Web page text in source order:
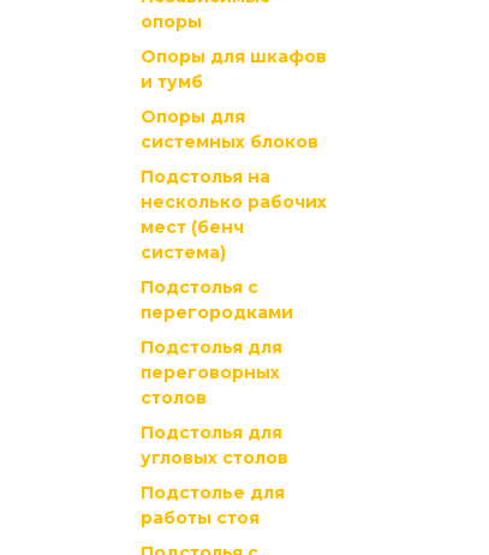
опоры
Опоры для шкафов
и тумб
Опоры для
системных блоков
Подстолья на
несколько рабочих
мест (бенч
система)
Подстолья с
перегородками
Подстолья для
переговорных
столов
Подстолья для
угловых столов
Подстолье для
работы стоя